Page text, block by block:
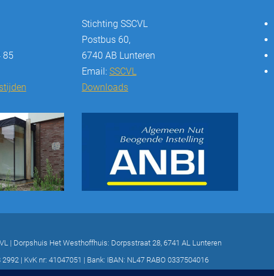
85
Stichting SSCVL
Postbus 60,
6740 AB Lunteren
Email: SSCVL
Downloads
| Dorpshuis Het Westhoffhuis: Dorpsstraat 28, 6741 AL Lunteren
| KvK nr: 41047051 | Bank: IBAN: NL47 RABO 0337504016